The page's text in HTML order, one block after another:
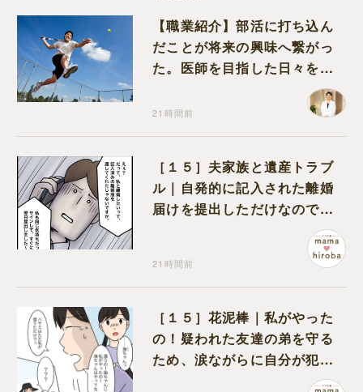
【職業紹介】部活に打ち込ん
だことが将来の興味へ繋がっ
た。医師を目指した日々を振
21時間前
［１５］夫家族と遺産トラブ
ル｜自発的に記入された離婚
届けを提出しただけなので、
21時間前
［１５］花泥棒｜私がやった
の！疑われた友達の弟を守る
ため、涙ながらに自分が犯人